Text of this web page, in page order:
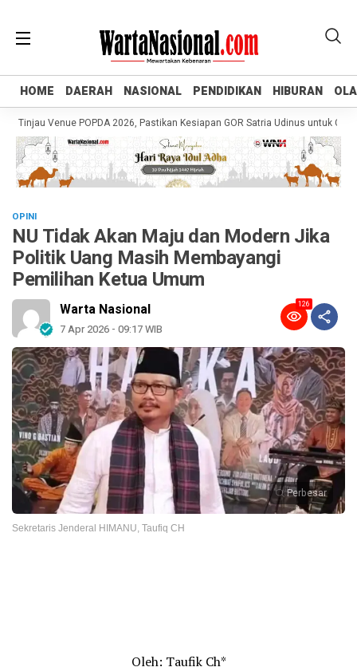
HOME DAERAH NASIONAL PENDIDIKAN HIBURAN
HOME DAERAH NASIONAL PENDIDIKAN HIBURAN
Venue POPDA 2026, Pastikan Kesiapan GOR Satria Udinus untuk Cabor
OPINI
NU Tidak Akan Maju dan Modern Jika
Politik Uang Masih Membayangi
Pemilihan Ketua Umum
Warta Nasional
7 Apr 2026 - 09:17 WIB
126
Perbesar
Sekretaris Jenderal HIMANU, Taufiq CH
Oleh: Taufik Ch*